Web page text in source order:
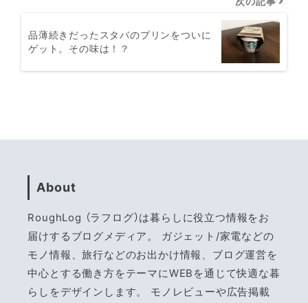
品薄続きだったスタバのプリンをついに
ゲット。その味は！？
About
RoughLog （ラフログ）は暮らしに役立つ情報をお
届けするブログメディア。 ガジェット/家電などの
モノ情報、旅行などのお出かけ情報、ブログ運営を
中心とする働き方をテーマにWEBを通じて快適な暮
らしをデザインします。 モノレビューや広告掲載